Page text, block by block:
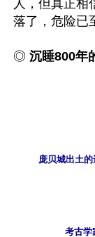
人，但真正相
落了，危险已
◎ 沉睡800年
庞贝城出土
考古学